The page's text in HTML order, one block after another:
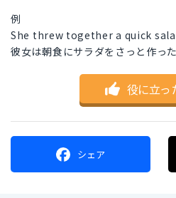
例
She threw together a quick
彼女は朝食にサラダをさっと作った
役に立っ
シェア